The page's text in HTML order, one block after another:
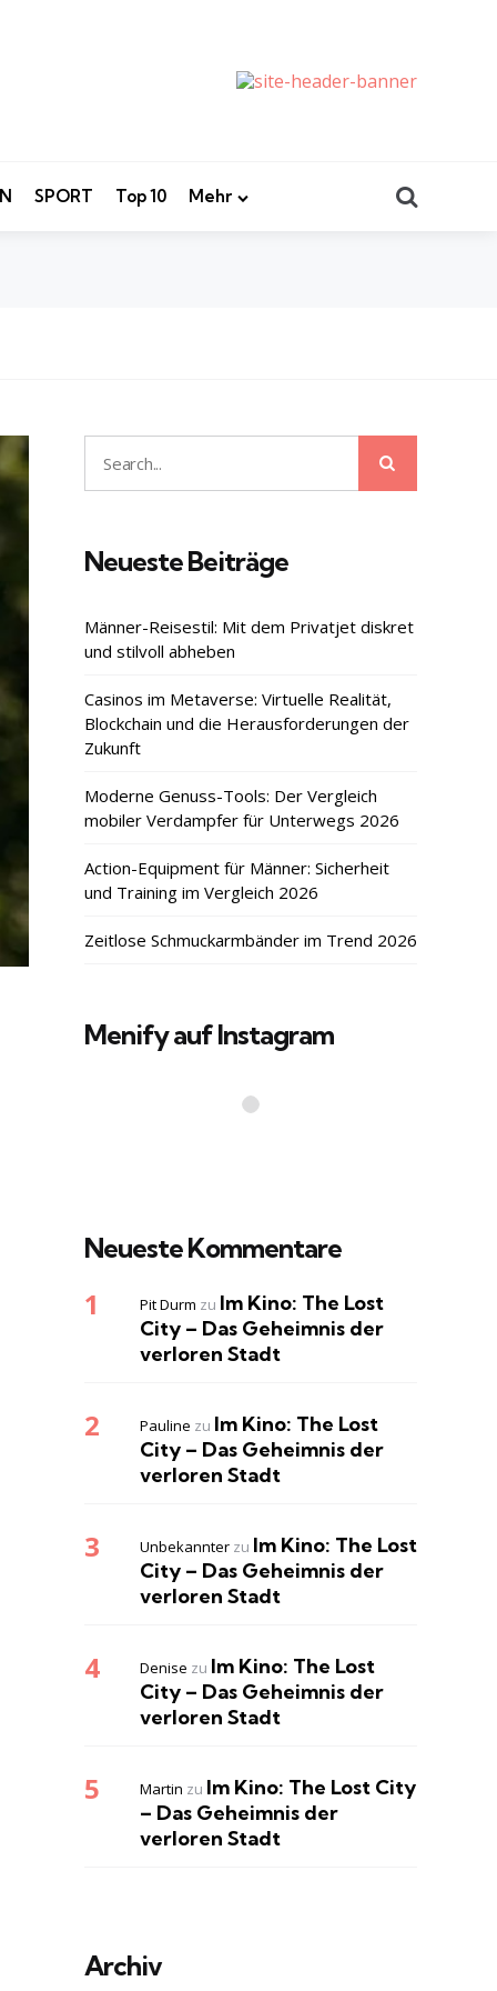
SPORT Top 10 Mehr
Search
for:
Neueste Beiträge
Männer-Reisestil: Mit dem Privatjet diskret
und stilvoll abheben
Casinos im Metaverse: Virtuelle Realität,
Blockchain und die Herausforderungen der
Zukunft
Moderne Genuss-Tools: Der Vergleich
mobiler Verdampfer für Unterwegs 2026
Action-Equipment für Männer: Sicherheit
und Training im Vergleich 2026
Zeitlose Schmuckarmbänder im Trend 2026
Menify auf Instagram
Neueste Kommentare
Pit Durm zu Im Kino: The Lost
City – Das Geheimnis der
verloren Stadt
Pauline zu Im Kino: The Lost
City – Das Geheimnis der
verloren Stadt
Unbekannter zu Im Kino: The Lost
City – Das Geheimnis der
verloren Stadt
Denise zu Im Kino: The Lost
City – Das Geheimnis der
verloren Stadt
Martin zu Im Kino: The Lost City
– Das Geheimnis der
verloren Stadt
Archiv